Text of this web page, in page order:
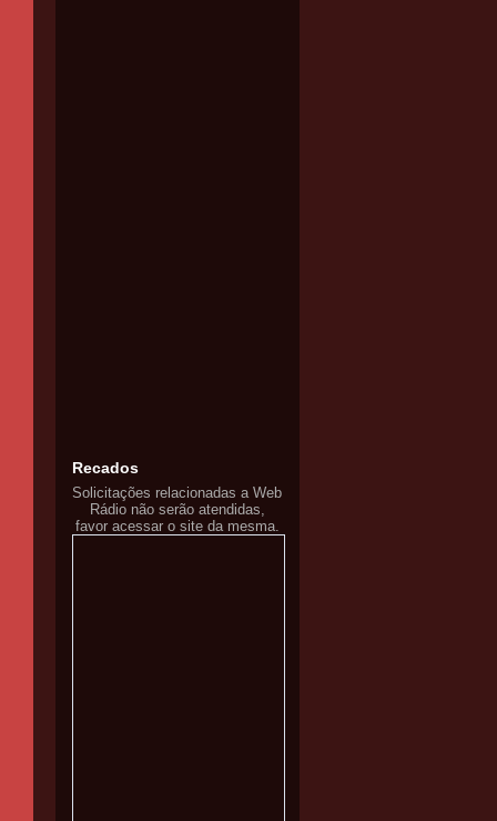
Recados
Solicitações relacionadas a Web
Rádio não serão atendidas,
favor acessar o site da mesma.